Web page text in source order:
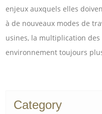
enjeux auxquels elles
à de nouveaux modes de
usines, la multiplication
environnement toujours
Category